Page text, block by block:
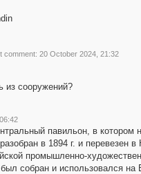
comment: 20 October 2024, 21:32
из сооружений?
павильон, в котором
в 1894 г. и перевезен в
промышленно-
собран и использовался на